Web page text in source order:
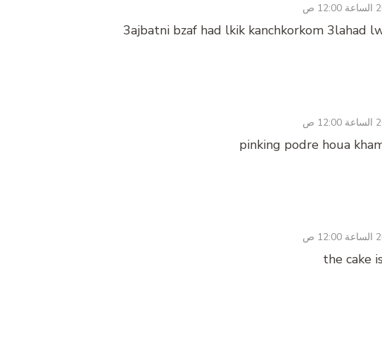
3ajbatni bzaf had lkik kanchkorkom 3lahad
pinking podre houa
the cake